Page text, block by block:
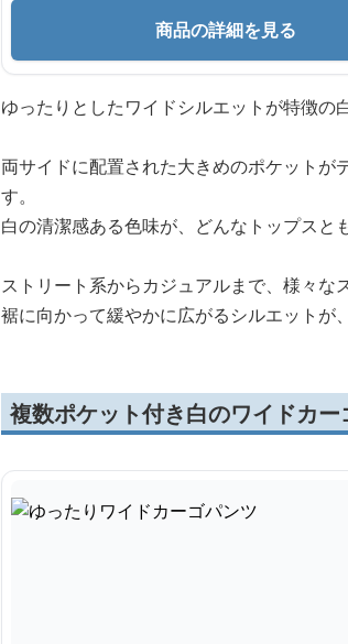
商品の詳細を見る
ゆったりとしたワイドシルエットが特徴の
両サイドに配置された大きめのポケット
す。
白の清潔感ある色味が、どんなトップス
ストリート系からカジュアルまで、様々な
裾に向かって緩やかに広がるシルエットが
複数ポケット付き白のワイドカー